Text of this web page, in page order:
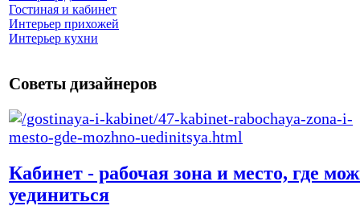
Гостиная и кабинет
Интерьер прихожей
Интерьер кухни
Советы дизайнеров
Кабинет - рабочая зона и место, где
уединиться